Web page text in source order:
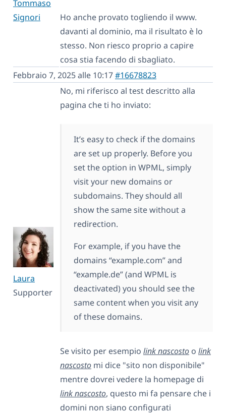
Tommaso
Signori
Ho anche provato togliendo il www.
davanti al dominio, ma il risultato è lo
stesso. Non riesco proprio a capire
cosa stia facendo di sbagliato.
Febbraio 7, 2025 alle 10:17#16678823
Laura
Supporter
No, mi riferisco al test descritto alla
pagina che ti ho inviato:
It’s easy to check if the domains
are set up properly. Before you
set the option in WPML, simply
visit your new domains or
subdomains. They should all
show the same site without a
redirection.
For example, if you have the
domains “example.com” and
“example.de” (and WPML is
deactivated) you should see the
same content when you visit any
of these domains.
Se visito per esempio link nascosto o link
nascosto mi dice "sito non disponibile"
mentre dovrei vedere la homepage di
link nascosto, questo mi fa pensare che i
domini non siano configurati